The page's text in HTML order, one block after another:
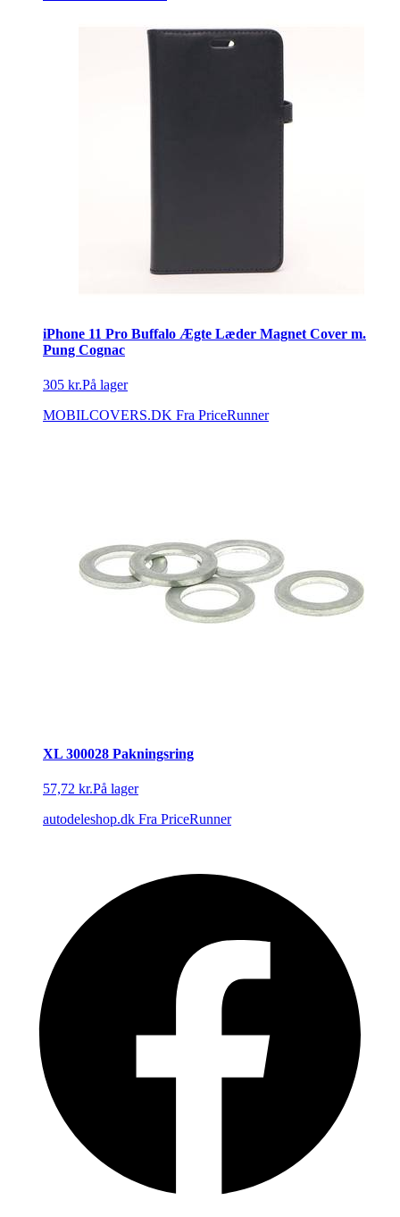
iPhone 11 Pro Buffalo Ægte Læder Magnet Cover m.
Pung Cognac
305 kr.På lager
MOBILCOVERS.DK Fra PriceRunner
XL 300028 Pakningsring
57,72 kr.På lager
autodeleshop.dk Fra PriceRunner